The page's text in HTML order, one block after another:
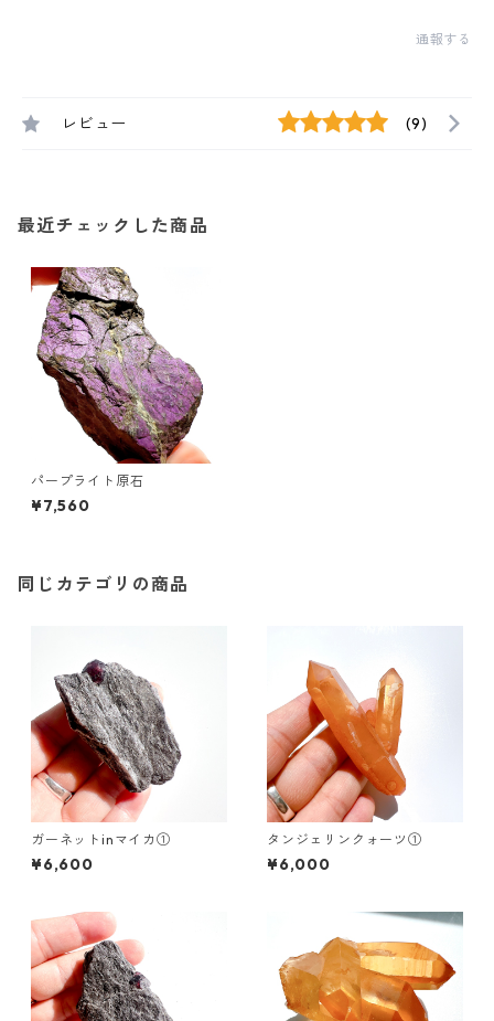
通報する
レビュー (9)
最近チェックした商品
パープライト原石
¥7,560
同じカテゴリの商品
ガーネットinマイカ①
¥6,600
タンジェリンクォーツ①
¥6,000